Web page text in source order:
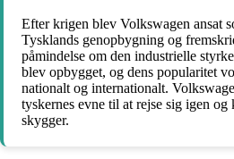
Efter krigen blev Volkswagen ansat
Tysklands genopbygning og
påmindelse om den industrielle
blev opbygget, og dens popularitet
nationalt og internationalt.
tyskernes evne til at rejse sig igen
skygger.